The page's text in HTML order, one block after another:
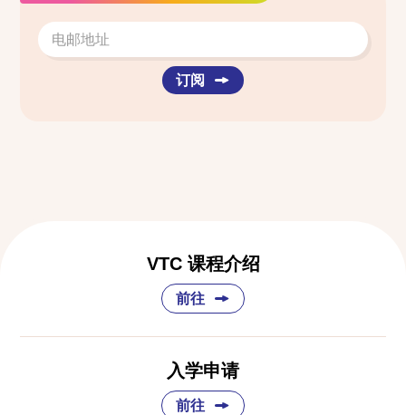
订阅
VTC 课程介绍
前往
入学申请
前往